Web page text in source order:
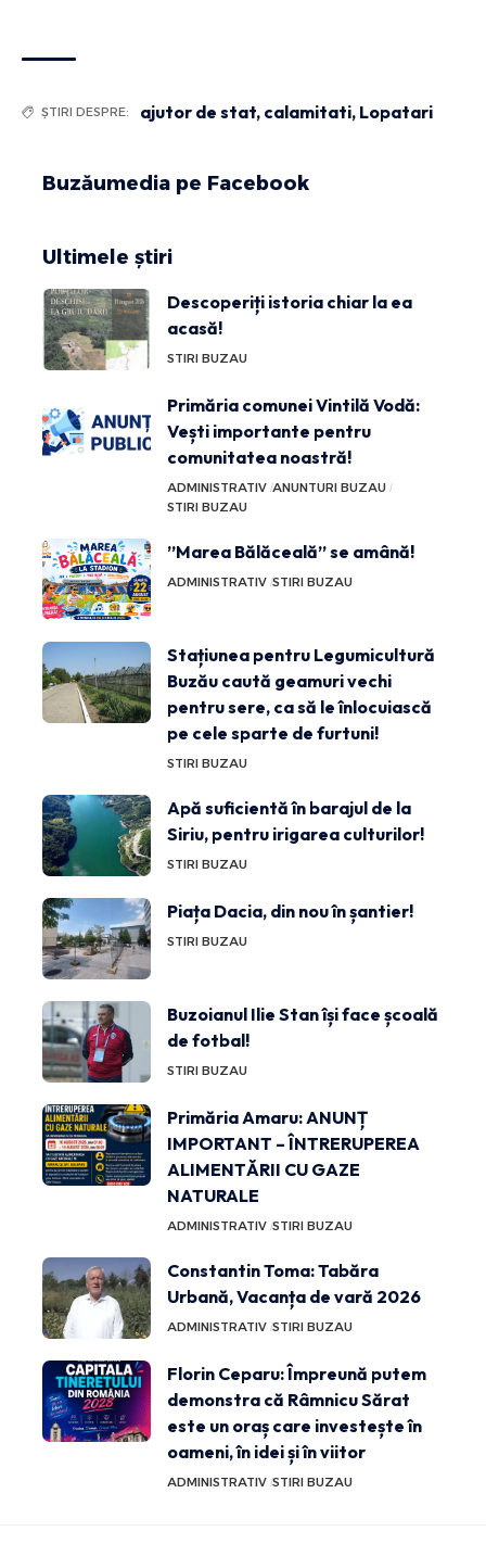
ȘTIRI DESPRE: ajutor de stat, calamitati, Lopatari
Buzăumedia pe Facebook
Ultimele știri
Descoperiți istoria chiar la ea
acasă!
STIRI BUZAU
Primăria comunei Vintilă Vodă:
Vești importante pentru
comunitatea noastră!
ADMINISTRATIV ANUNTURI BUZAU
STIRI BUZAU
”Marea Bălăceală” se amână!
ADMINISTRATIV STIRI BUZAU
Stațiunea pentru Legumicultură
Buzău caută geamuri vechi
pentru sere, ca să le înlocuiască
pe cele sparte de furtuni!
STIRI BUZAU
Apă suficientă în barajul de la
Siriu, pentru irigarea culturilor!
STIRI BUZAU
Piața Dacia, din nou în șantier!
STIRI BUZAU
Buzoianul Ilie Stan își face școală
de fotbal!
STIRI BUZAU
Primăria Amaru: ANUNȚ
IMPORTANT – ÎNTRERUPEREA
ALIMENTĂRII CU GAZE
NATURALE
ADMINISTRATIV STIRI BUZAU
Constantin Toma: Tabăra
Urbană, Vacanța de vară 2026
ADMINISTRATIV STIRI BUZAU
Florin Ceparu: Împreună putem
demonstra că Râmnicu Sărat
este un oraș care investește în
oameni, în idei și în viitor
ADMINISTRATIV STIRI BUZAU